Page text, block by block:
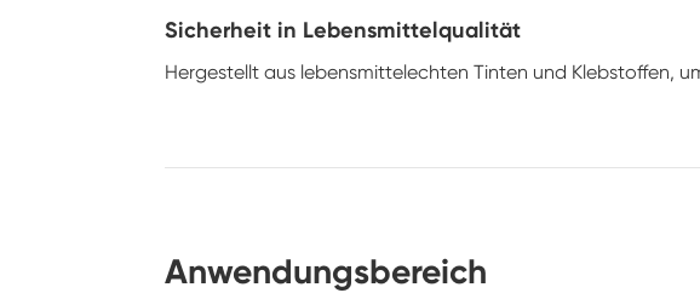
Sicherheit in Lebensmittelqualität
Hergestellt aus lebensmittelechten Tinten und Klebstoffen,
Anwendungsbereich